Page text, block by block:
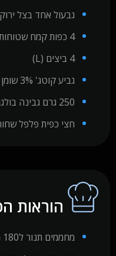
גבעול אחד בצל ירוק
4 כפות קמח שטוחות
4 ביצים (L)
גביע קוטג' 3% שומן
250 גרם גבינה בולגרית מעודנת 5% שומן
חצי כפית פלפל
הוראות
מחממים תנור ל180 מעלות.